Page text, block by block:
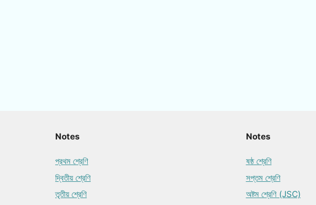
Notes
প্রথম শ্রেণি
দ্বিতীয় শ্রেণি
তৃতীয় শ্রেণি
Notes
ষষ্ঠ শ্রেণি
সপ্তম শ্রেণি
অষ্টম শ্রেণি (JSC)